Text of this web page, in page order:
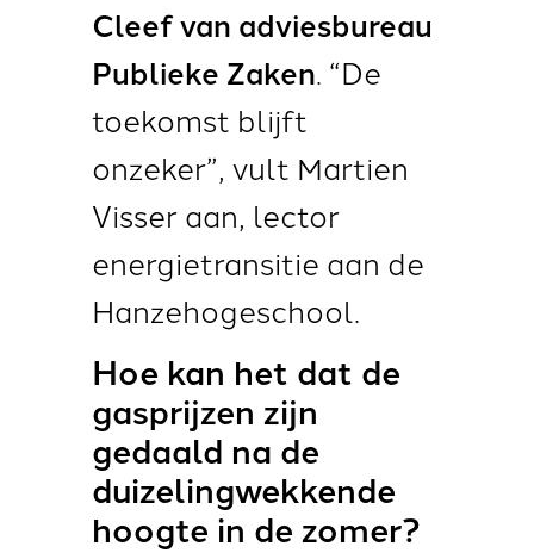
Cleef van adviesbureau
Publieke Zaken. “De
toekomst blijft
onzeker”, vult Martien
Visser aan, lector
energietransitie aan de
Hanzehogeschool.
Hoe kan het dat de
gasprijzen zijn
gedaald na de
duizelingwekkende
hoogte in de zomer?